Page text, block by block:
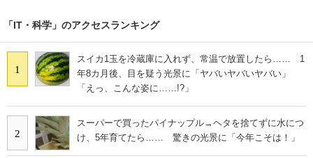
「IT・科学」のアクセスランキング
1
スイカ1玉を冷蔵庫に入れず、常温で放置したら…… 1
年8カ月後、目を疑う光景に「ヤバいヤバいヤバい」
「えっ、こんな姿に……!?」
2
スーパーで買ったパイナップル→ヘタを捨てずに水につ
け、5年育てたら…… 驚きの光景に「今年こそは！」